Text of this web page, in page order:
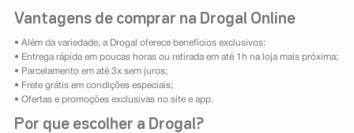
Vantagens de comprar na Drogal Online
• Além da variedade, a Drogal oferece benefícios exclusivos:
• Entrega rápida em poucas horas ou retirada em até 1h na loja mais próxima;
• Parcelamento em até 3x sem juros;
• Frete grátis em condições especiais;
• Ofertas e promoções exclusivas no site e app.
Por que escolher a Drogal?